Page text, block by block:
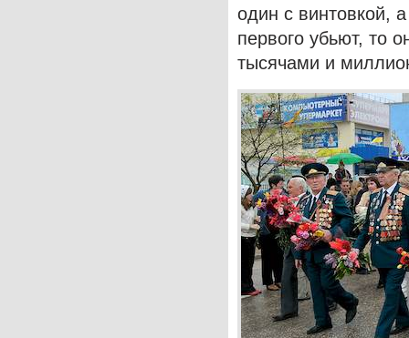
один с винтовкой,
первого убьют, то
тысячами и